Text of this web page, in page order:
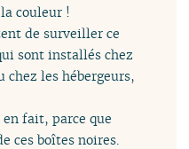
couleur !
de surveiller ce
sont installés chez
chez les hébergeurs,
fait, parce que
ces boîtes noires.